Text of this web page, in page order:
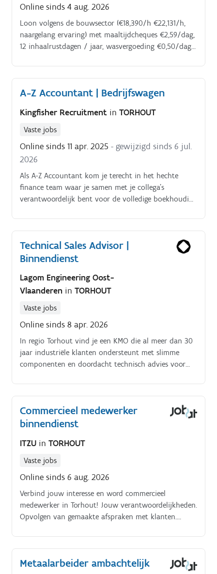
Online sinds 4 aug. 2026
Loon volgens de bouwsector (€18,390/h €22,131/h,
naargelang ervaring) met maaltijdcheques €2,59/dag,
12 inhaalrustdagen / jaar, wasvergoeding €0,50/dag
A-Z Accountant | Bedrijfswagen
Kingfisher Recruitment in TORHOUT
Vaste jobs
Online sinds 11 apr. 2025 - gewijzigd sinds 6 jul.
2026
Als A-Z Accountant kom je terecht in het hechte
finance team waar je samen met je collega's
verantwoordelijk bent voor de volledige boekhouding
voor de rapporteringen, kwartaal- en jaarafsluitingen,
en ondersteun je bij het opstellen van budgetten en
audits. Bovendien krijg je de kans om actief mee te
denken bij verbeteringen en optimalisaties van
Technical Sales Advisor |
Binnendienst
Lagom Engineering Oost-
Vlaanderen in TORHOUT
Vaste jobs
Online sinds 8 apr. 2026
In regio Torhout vind je een KMO die al meer dan 30
jaar industriële klanten ondersteunt met slimme
componenten en doordacht technisch advies voor
uitgebreid van drie naar vier collega's.
Commercieel medewerker
binnendienst
ITZU in TORHOUT
Vaste jobs
Online sinds 6 aug. 2026
Verbind jouw interesse en word commercieel
medewerker in Torhout! Jouw verantwoordelijkheden.
Opvolgen van gemaakte afspraken met klanten.
Metaalarbeider ambachtelijk